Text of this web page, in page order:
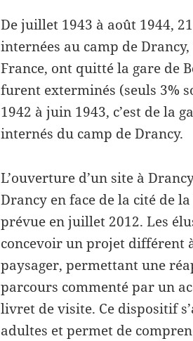
De juillet 1943 à août 1944,
internées au camp de
France, ont quitté la gare de
furent exterminés (seuls 3%
1942 à juin 1943, c’est de la
internés du camp de Drancy.
L’ouverture d’un site à
Drancy en face de la cité de
prévue en juillet 2012. Les
concevoir un projet différent
paysager, permettant une
parcours commenté par un
livret de visite. Ce dispositif
adultes et permet de